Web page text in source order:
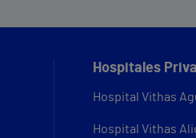
Hospitales
Hospital Vithas
Hospital Vithas